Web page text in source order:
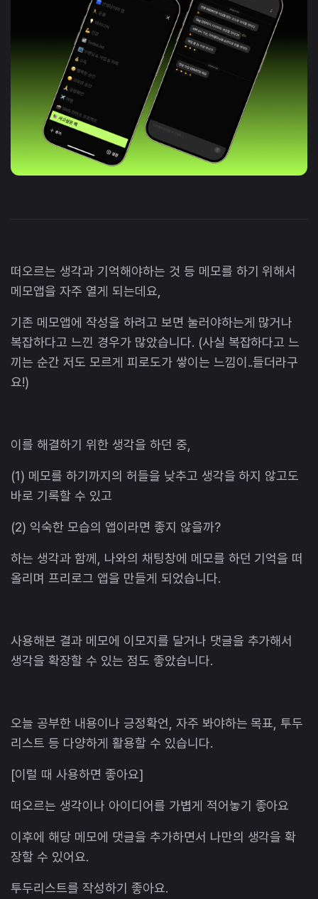
떠오르는 생각과 기억해야하는 것 등 메모를 하기 위해서
메모앱을 자주 열게 되는데요,
기존 메모앱에 작성을 하려고 보면 눌러야하는게 많거나
복잡하다고 느낀 경우가 많았습니다. (사실 복잡하다고 느
끼는 순간 저도 모르게 피로도가 쌓이는 느낌이..들더라구
요!)
이를 해결하기 위한 생각을 하던 중,
(1) 메모를 하기까지의 허들을 낮추고 생각을 하지 않고도
바로 기록할 수 있고
(2) 익숙한 모습의 앱이라면 좋지 않을까?
하는 생각과 함께, 나와의 채팅창에 메모를 하던 기억을 떠
올리며 프리로그 앱을 만들게 되었습니다.
사용해본 결과 메모에 이모지를 달거나 댓글을 추가해서
생각을 확장할 수 있는 점도 좋았습니다.
오늘 공부한 내용이나 긍정확언, 자주 봐야하는 목표, 투두
리스트 등 다양하게 활용할 수 있습니다.
[이럴 때 사용하면 좋아요]
떠오르는 생각이나 아이디어를 가볍게 적어놓기 좋아요
이후에 해당 메모에 댓글을 추가하면서 나만의 생각을 확
장할 수 있어요.
투두리스트를 작성하기 좋아요.